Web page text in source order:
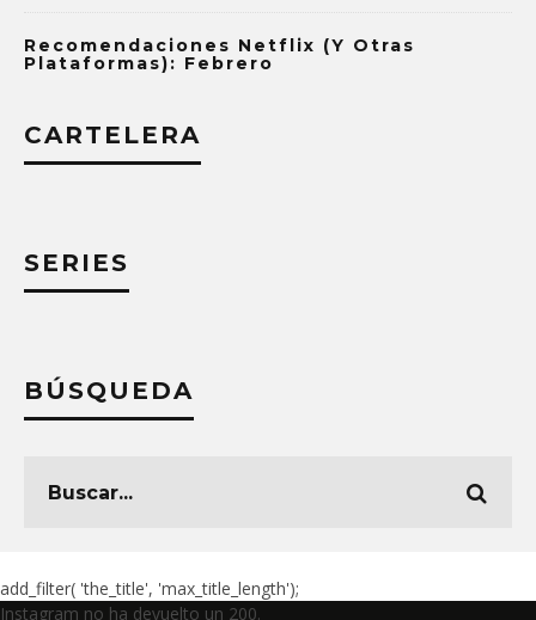
Recomendaciones Netflix (y Otras
Plataformas): Febrero
CARTELERA
SERIES
BÚSQUEDA
add_filter( 'the_title', 'max_title_length');
Instagram no ha devuelto un 200.